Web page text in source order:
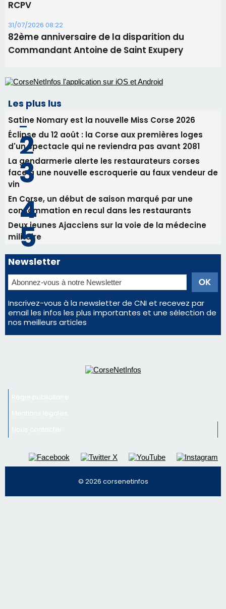
31/07/2026 08:24
RCPV
31/07/2026 08:22
Commandant Antoine de Saint Exupery
Les plus lus
Satine Nomary est la nouvelle Miss Corse 2026
Éclipse du 12 août : la Corse aux premières loges
d'un spectacle qui ne reviendra pas avant 2081
La gendarmerie alerte les restaurateurs corses
face à une nouvelle escroquerie au faux vendeur de
vin
En Corse, un début de saison marqué par une
consommation en recul dans les restaurants
militaire
Newsletter
Inscrivez-vous à la newsletter de CNI et recevez par
email les infos les plus importantes et une sélection de
Nous contacter